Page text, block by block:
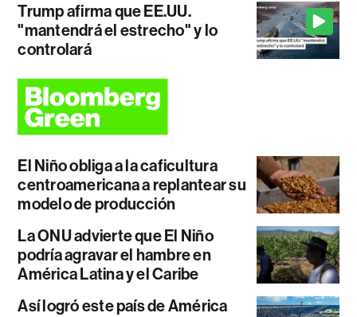
Trump afirma que EE.UU.
"mantendrá el estrecho" y lo
controlará
El Niño obliga a la caficultura
centroamericana a replantear su
modelo de producción
La ONU advierte que El Niño
podría agravar el hambre en
América Latina y el Caribe
Así logró este país de América